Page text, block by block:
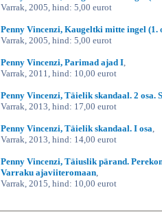
Varrak, 2005, hind: 5,00 eurot
Penny Vincenzi, Kaugeltki mitte ingel (1.
Varrak, 2005, hind: 5,00 eurot
Penny Vincenzi, Parimad ajad I
Varrak, 2011, hind: 10,00 eurot
Penny Vincenzi, Täielik skandaal. 2
Varrak, 2013, hind: 17,00 eurot
Penny Vincenzi, Täielik skandaal. I osa
Varrak, 2013, hind: 14,00 eurot
Penny Vincenzi, Täiuslik pärand.
Varraku ajaviiteromaan
Varrak, 2015, hind: 10,00 eurot